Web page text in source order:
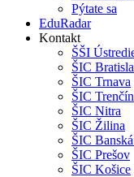
Pýtate sa
EduRadar
Kontakt
ŠŠI
ŠIC
ŠIC Trnava
ŠIC Trenčín
ŠIC Nitra
ŠIC Žilina
ŠIC
ŠIC Prešov
ŠIC Košice